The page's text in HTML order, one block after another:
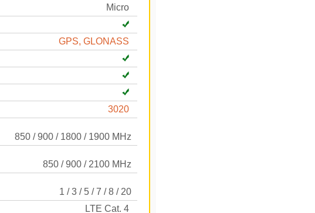
Micro
GPS, GLONASS
3020
850 / 900 / 1800 / 1900 MHz
850 / 900 / 2100 MHz
1 / 3 / 5 / 7 / 8 / 20
LTE Cat. 4